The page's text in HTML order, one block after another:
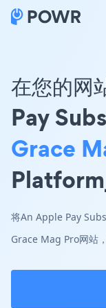
在您的
Pay
Grace
将An Apple Pay
Grace Mag Pro网站